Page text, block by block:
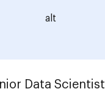
Data Scientist